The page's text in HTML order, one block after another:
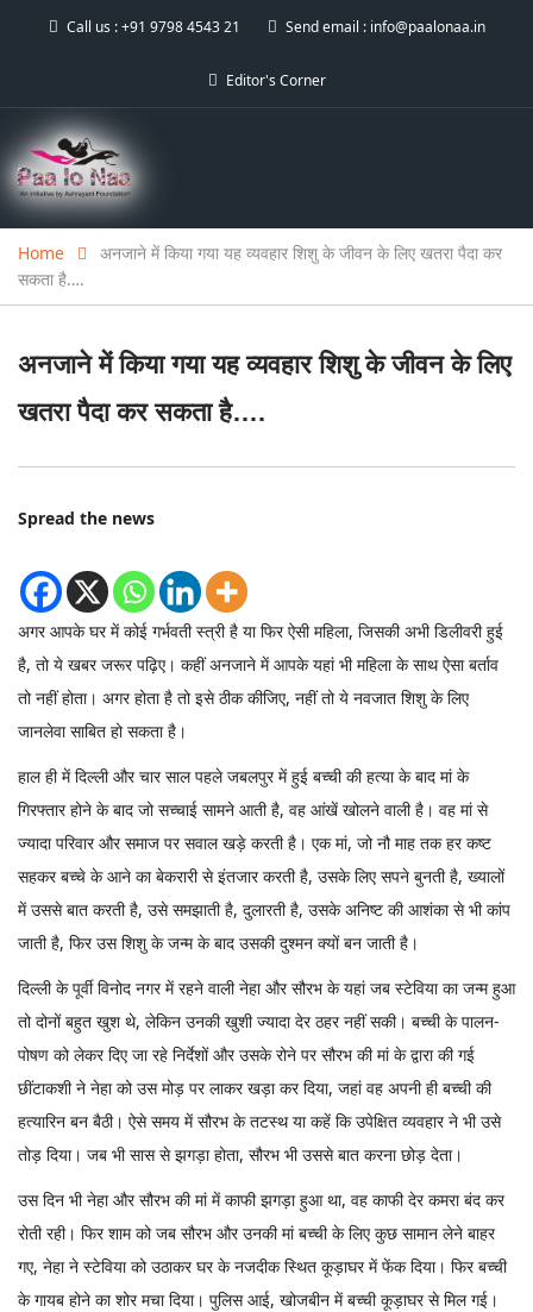
Call us :+91 9798 4543 21 Send email : info@paalonaa.in
Editor's Corner
Home
अनजाने में किया गया यह व्यवहार शिशु के जीवन के लिए खतरा पैदा कर
सकता है….
अनजाने में किया गया यह व्यवहार शिशु के जीवन के लिए
खतरा पैदा कर सकता है….
Spread the news
अगर आपके घर में कोई गर्भवती स्त्री है या फिर ऐसी महिला, जिसकी अभी डिलीवरी हुई
है, तो ये खबर जरूर पढ़िए। कहीं अनजाने में आपके यहां भी महिला के साथ ऐसा बर्ताव
तो नहीं होता। अगर होता है तो इसे ठीक कीजिए, नहीं तो ये नवजात शिशु के लिए
जानलेवा साबित हो सकता है।
हाल ही में दिल्ली और चार साल पहले जबलपुर में हुई बच्ची की हत्या के बाद मां के
गिरफ्तार होने के बाद जो सच्चाई सामने आती है, वह आंखें खोलने वाली है। वह मां से
ज्यादा परिवार और समाज पर सवाल खड़े करती है। एक मां, जो नौ माह तक हर कष्ट
सहकर बच्चे के आने का बेकरारी से इंतजार करती है, उसके लिए सपने बुनती है, ख्यालों
में उससे बात करती है, उसे समझाती है, दुलारती है, उसके अनिष्ट की आशंका से भी कांप
जाती है, फिर उस शिशु के जन्म के बाद उसकी दुश्मन क्यों बन जाती है।
दिल्ली के पूर्वी विनोद नगर में रहने वाली नेहा और सौरभ के यहां जब स्टेविया का जन्म हुआ
तो दोनों बहुत खुश थे, लेकिन उनकी खुशी ज्यादा देर ठहर नहीं सकी। बच्ची के पालन-
पोषण को लेकर दिए जा रहे निर्देशों और उसके रोने पर सौरभ की मां के द्वारा की गई
छींटाकशी ने नेहा को उस मोड़ पर लाकर खड़ा कर दिया, जहां वह अपनी ही बच्ची की
हत्यारिन बन बैठी। ऐसे समय में सौरभ के तटस्थ या कहें कि उपेक्षित व्यवहार ने भी उसे
तोड़ दिया। जब भी सास से झगड़ा होता, सौरभ भी उससे बात करना छोड़ देता।
उस दिन भी नेहा और सौरभ की मां में काफी झगड़ा हुआ था, वह काफी देर कमरा बंद कर
रोती रही। फिर शाम को जब सौरभ और उनकी मां बच्ची के लिए कुछ सामान लेने बाहर
गए, नेहा ने स्टेविया को उठाकर घर के नजदीक स्थित कूड़ाघर में फेंक दिया। फिर बच्ची
के गायब होने का शोर मचा दिया। पुलिस आई, खोजबीन में बच्ची कूड़ाघर से मिल गई।